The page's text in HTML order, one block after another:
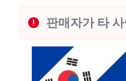
판매자가 타